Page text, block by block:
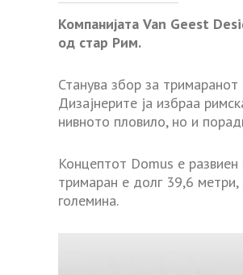
Компанијата Van Geest
од стар Рим.
Станува збор за
Дизајнерите ја избраа
нивното пловило, но и
Концептот Domus е
тримаран е долг 39,6
големина.